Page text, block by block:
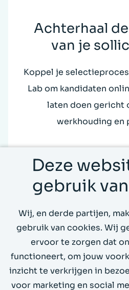
Deze
gebruik
Wij, en derde partijen,
gebruik van cookies. Wij
ervoor te zorgen dat
functioneert, om jouw
inzicht te verkrijgen in
voor marketing en social
Achterhaal
van je
Koppel je
Lab om kandidaten
laten doen gericht
werkhouding en
Onderbouwd
gedoe voor
Bekijk ook onze